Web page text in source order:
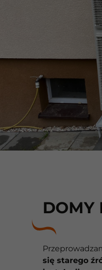
DOMY
się starego